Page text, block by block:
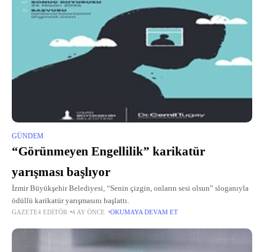
GÜNDEM
“Görünmeyen Engellilik” karikatür
yarışması başlıyor
İzmir Büyükşehir Belediyesi, “Senin çizgin, onların sesi olsun” sloganıyla
ödüllü karikatür yarışmasını başlattı.
GAZETE4 EDITÖR 4 AY ÖNCE OKUMAYA DEVAM ET